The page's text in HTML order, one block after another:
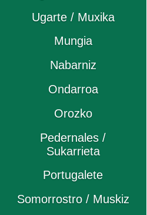
Ugarte / Muxika
Mungia
Nabarniz
Ondarroa
Orozko
Pedernales /
Sukarrieta
Portugalete
Somorrostro / Muskiz